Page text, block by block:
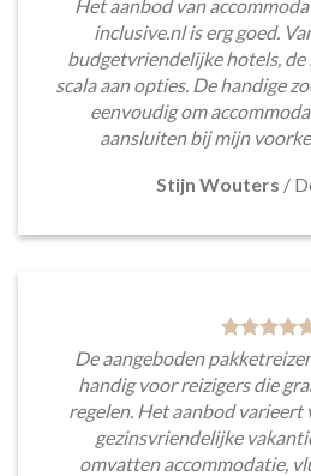
Het aanbod van
inclusive.nl is erg goed.
budgetvriendelijke hotels, de
scala aan opties. De handige
eenvoudig om
aansluiten bij mijn
Stijn Wouters /
De aangeboden
handig voor reizigers die
regelen. Het aanbod varieert
gezinsvriendelijke
omvatten accommodatie,